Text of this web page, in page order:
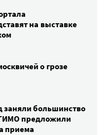
на выставке
о грозе
заняли большинство
предложили
приема